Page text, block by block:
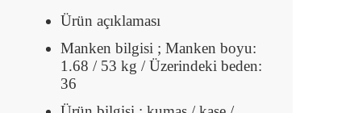
Ürün açıklaması
Manken bilgisi ; Manken boyu:
1.68 / 53 kg / Üzerindeki beden:
36